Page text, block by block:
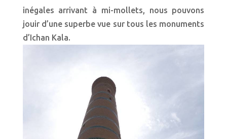
inégales arrivant à mi-mollets, nous pouvons
jouir d’une superbe vue sur tous les monuments
d’Ichan Kala.